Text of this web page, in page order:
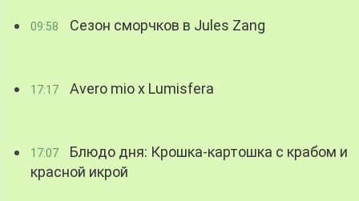
09:58 Сезон сморчков в Jules Zang
17:17 Avero mio x Lumisfera
17:07
Блюдо дня: Крошка-картошка с крабом и
красной икрой